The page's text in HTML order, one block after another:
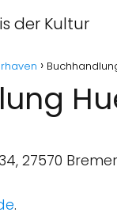
der Kultur
27570
.